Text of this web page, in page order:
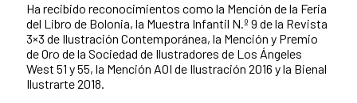
Ha recibido reconocimientos como la Mención de la Feria
del Libro de Bolonia, la Muestra Infantil N.º 9 de la Revista
3×3 de Ilustración Contemporánea, la Mención y Premio
de Oro de la Sociedad de Ilustradores de Los Ángeles
West 51 y 55, la Mención AOI de Ilustración 2016 y la Bienal
Ilustrarte 2018.